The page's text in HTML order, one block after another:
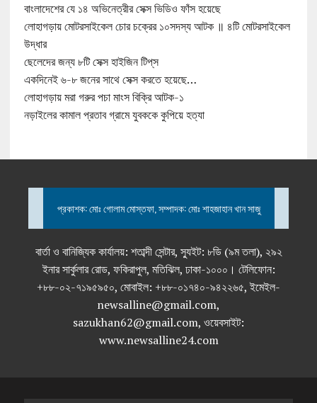
বাংলাদেশের যে ১৪ অভিনেত্রীর সেক্স ভিডিও ফাঁস হয়েছে
লোহাগড়ায় মোটরসাইকেল চোর চক্রের ১০সদস্য আটক ॥ ৪টি মোটরসাইকেল
উদ্ধার
ছেলেদের জন্য ৮টি সেক্স হাইজিন টিপ্‌স
একদিনেই ৬-৮ জনের সাথে সেক্স করতে হয়েছে…
লোহাগড়ায় মরা গরুর পচা মাংস বিক্রি আটক-১
নড়াইলের কামাল প্রতাব গ্রামে যুবককে কুপিয়ে হত্যা
প্রকাশক: মোঃ গোলাম মোস্তফা, সম্পাদক: মোঃ শাহজাহান খান সাজু
বার্তা ও বানিজ্যিক কার্যালয়: শতাব্দী সেন্টার, স্যুইট: ৮ডি (৯ম তলা), ২৯২
ইনার সার্কুলার রোড, ফকিরাপুল, মতিঝিল, ঢাকা-১০০০। টেলিফোন:
+৮৮-০২-৭১৯৫৯৫০, মোবাইল: +৮৮-০১৭৪০-৯৪২২৬৫, ইমেইল-
newsalline@gmail.com,
sazukhan62@gmail.com, ওয়েবসাইট:
www.newsalline24.com